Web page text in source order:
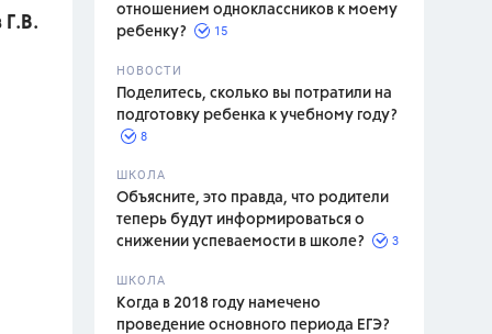
отношением одноклассников к моему
ребенку?
15
НОВОСТИ
Поделитесь, сколько вы потратили на
подготовку ребенка к учебному году?
8
ШКОЛА
Объясните, это правда, что родители
теперь будут информироваться о
снижении успеваемости в школе?
3
ШКОЛА
Когда в 2018 году намечено
проведение основного периода ЕГЭ?